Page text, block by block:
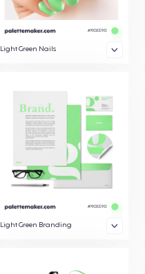
Light Green Nails
Light Green Branding